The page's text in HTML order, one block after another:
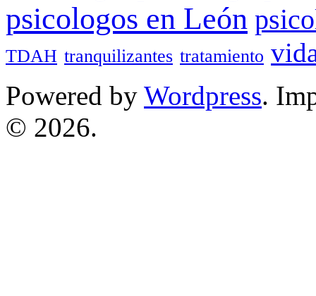
psicologos en León
TDAH tranquilizantes tratamiento
Powered by Wordpress.
© 2026.